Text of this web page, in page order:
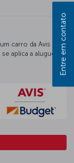
carro da Avis e
aplica a aluguéis Entre em contato